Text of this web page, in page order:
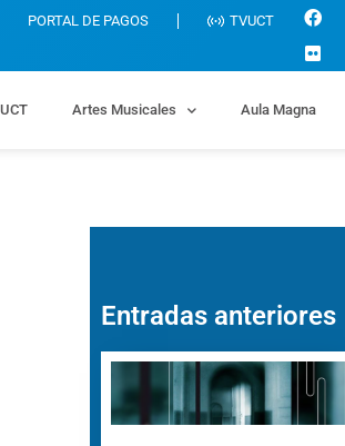
PORTAL DE PAGOS TVUCT
Artes Musicales Aula Magna
Entradas anteriores